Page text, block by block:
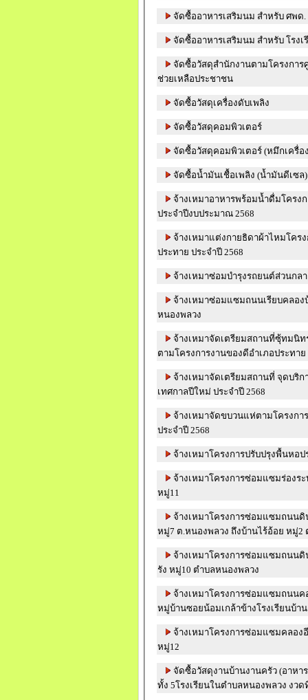
จัดซื้ออาหารเสริมนม สำหรับ ศพด.
จัดซื้ออาหารเสริมนม สำหรับ โรงเ
จัดซื้อวัสดุสำนักงานตามโครงการ
ช่วยเหลือประชาชน
จัดซื้อวัสดุเครื่องดับเพลิง
จัดซื้อวัสดุคอมพิวเตอร์
จัดซื้อวัสดุคอมพิวเตอร์ (หมึกเครื่อ
จัดซื้อน้ำมันเชื้อเพลิง (น้ำมันดีเซล)
จ้างเหมาอาหารพร้อมน้ำดื่มโครง
ประจำปีงบประมาณ 2568
จ้างเหมาแต่งกายธิดาผ้าไหมโคร
ประทาย ประจำปี 2568
จ้างเหมาซ่อมบำรุงรถยนต์ส่วนกลา
จ้างเหมาซ่อมแซมถนนเรียบคลอ
หนองพลวง
จ้างเหมาจัดเตรียมสถานที่ซุ้ทมนิท
ตามโครงการงานของดีอำเภอประทา
จ้างเหมาจัดเตรียมสถานที่ จุดบริ
เทศกาลปีใหม่ ประจำปี 2568
จ้างเหมาจัดขบวนแห่ตามโครงกา
ประจำปี 2568
จ้างเหมาโครงการปรับปรุงพื้นหอ
จ้างเหมาโครงการซ่อมแซมร่องร
หมู่11
จ้างเหมาโครงการซ่อมแซมถนน
หมู่7 ต.หนองพลวง ถึงบ้านไร้อ้อย หมู่2
จ้างเหมาโครงการซ่อมแซมถนน
รัง หมู่10 ตำบลหนองพลวง
จ้างเหมาโครงการซ่อมแซมถนนค
หมู่บ้านซอยน้อมเกล้าข้างโรงเรียนบ้า
จ้างเหมาโครงการซ่อมแซมคลอง
หมู่12
จัดซื้อวัสดุงานบ้านงานครัว (อาหา
ทั้ง 5โรงเรียนในตำบลหนองพลวง งวด